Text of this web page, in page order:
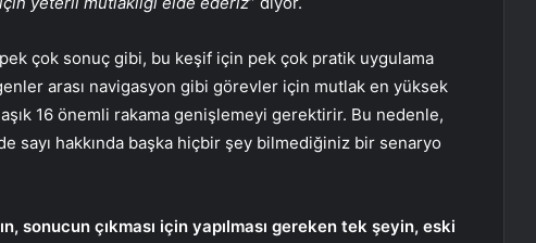
çok sonuç gibi, bu keşif için pek çok pratik uygulama
arası navigasyon gibi görevler için mutlak en yüksek
16 önemli rakama genişlemeyi gerektirir. Bu nedenle,
sayı hakkında başka hiçbir şey bilmediğiniz bir senaryo
sonucun çıkması için yapılması gereken tek şeyin, eski